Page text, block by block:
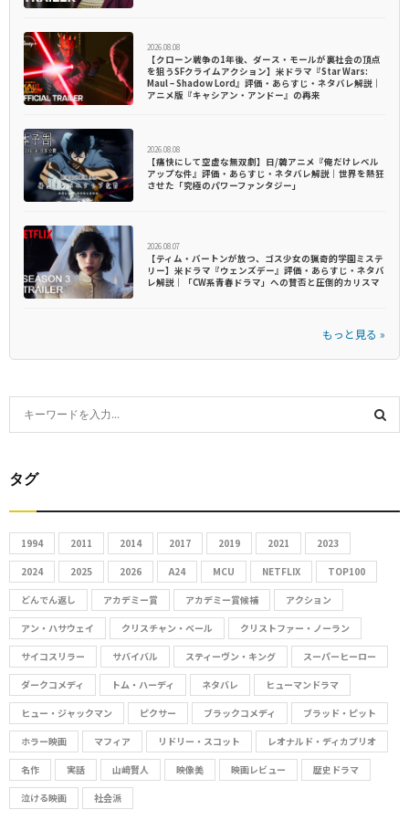
2026.08.08
【クローン戦争の1年後、ダース・モールが裏社会の頂点
を狙うSFクライムアクション】米ドラマ『Star Wars:
Maul – Shadow Lord』評価・あらすじ・ネタバレ解説｜
アニメ版『キャシアン・アンドー』の再来
2026.08.08
【痛快にして空虚な無双劇】日/韓アニメ『俺だけレベル
アップな件』評価・あらすじ・ネタバレ解説｜世界を熱狂
させた「究極のパワーファンタジー」
2026.08.07
【ティム・バートンが放つ、ゴス少女の猟奇的学園ミステ
リー】米ドラマ『ウェンズデー』評価・あらすじ・ネタバ
レ解説｜「CW系青春ドラマ」への賛否と圧倒的カリスマ
もっと見る »
e
r
o
r
:
R
タグ
1994 2011 2014 2017 2019 2021 2023
2024 2025 2026 A24 MCU NETFLIX TOP100
どんでん返し アカデミー賞 アカデミー賞候補 アクション
アン・ハサウェイ クリスチャン・ベール クリストファー・ノーラン
サイコスリラー サバイバル スティーヴン・キング スーパーヒーロー
ダークコメディ トム・ハーディ ネタバレ ヒューマンドラマ
ヒュー・ジャックマン ピクサー ブラックコメディ ブラッド・ピット
ホラー映画 マフィア リドリー・スコット レオナルド・ディカプリオ
名作 実話 山﨑賢人 映像美 映画レビュー 歴史ドラマ
泣ける映画 社会派